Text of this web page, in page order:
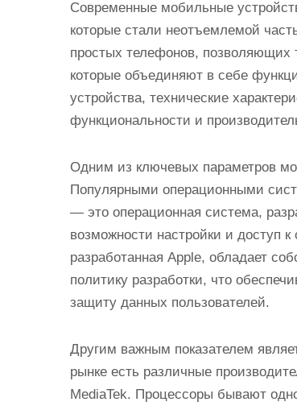
Современные мобильные
которые стали неотъемлемой
простых телефонов, позволяющих
которые объединяют в себе
устройства, технические
функциональности и
Одним из ключевых параметров
Популярными операционными
— это операционная система,
возможности настройки и доступ
разработанная Apple, обладает
политику разработки, что
защиту данных пользователей.
Другим важным показателем
рынке есть различные
MediaTek. Процессоры бывают